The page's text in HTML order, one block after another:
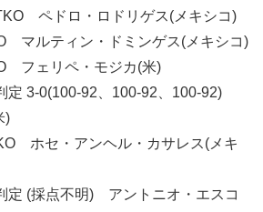
ペドロ・ロドリゲス(メキシコ)
マルティン・ドミンゲス(メキシコ)
フェリペ・モジカ(米)
3-0(100-92、100-92、100-92)
)
ホセ・アンヘル・カサレス(メキ
(採点不明) アントニオ・エスコ